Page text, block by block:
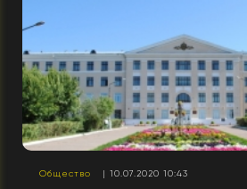
Общество | 10.07.2020 10:43